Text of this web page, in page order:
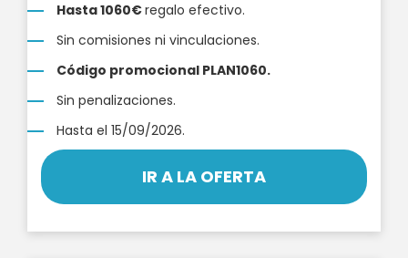
Hasta 1060€regalo efectivo.
Sin comisiones ni vinculaciones.
Código promocional PLAN1060.
Sin penalizaciones.
Hasta el 15/09/2026.
IR A LA OFERTA